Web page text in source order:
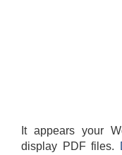
It appears your
display PDF files.